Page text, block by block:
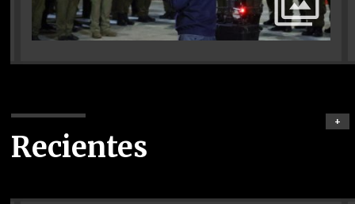
Recientes
+